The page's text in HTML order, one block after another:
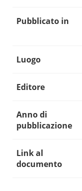
Pubblicato in
Luogo
Editore
Anno di
pubblicazione
Link al
documento